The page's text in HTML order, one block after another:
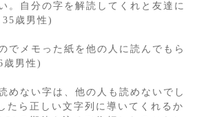
。自分の字を解読してくれと友達に
歳男性)
でメモった紙を他の人に読んでもら
歳男性)
めない字は、他の人も読めないでし
たら正しい文字列に導いてくれるか